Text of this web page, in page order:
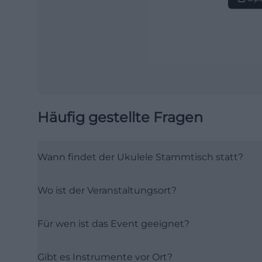
Häufig gestellte Fragen
Wann findet der Ukulele Stammtisch statt?
Wo ist der Veranstaltungsort?
Für wen ist das Event geeignet?
Gibt es Instrumente vor Ort?